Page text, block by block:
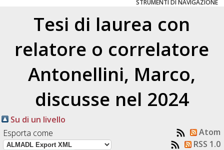
STRUMENTI DI NAVIGAZIONE
Tesi di laurea con
relatore o correlatore
Antonellini, Marco,
discusse nel 2024
Su di un livello
Esporta come
Atom
RSS 1.0